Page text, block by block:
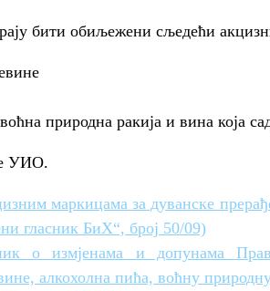
бити обиљежени сљедећи
природна ракија и вина која
УИО.
маркицама за дуванске
гласник БиХ“, број 50/09)
о измјенама и допунама
алкохолна пића, воћну